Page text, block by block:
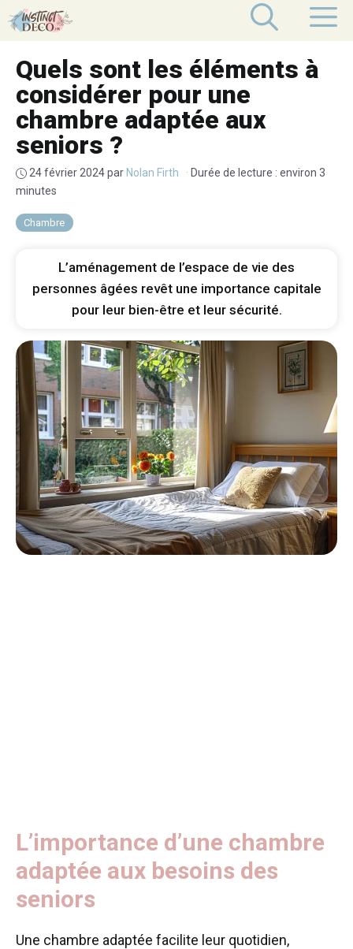
Aller
au
Chambre
Quels sont les éléments à
considérer pour une
chambre adaptée aux
seniors ?
24 février 2024par Nolan Firth · Durée de lecture : environ 3
minutes
L’aménagement de l’espace de vie des
personnes âgées revêt une importance capitale
pour leur bien-être et leur sécurité.
L’importance d’une chambre
adaptée aux besoins des
seniors
Une chambre adaptée facilite leur quotidien,